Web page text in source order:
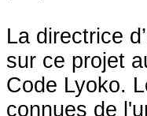
La directrice
sur ce projet
Code Lyoko.
connues de